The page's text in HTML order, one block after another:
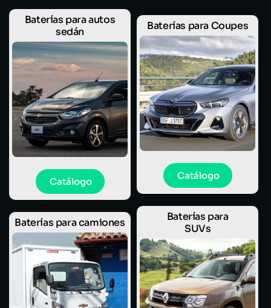
Baterías para autos
sedán
Catálogo
Baterías para Coupes
Catálogo
Baterías para camiones
Baterías para
SUVs